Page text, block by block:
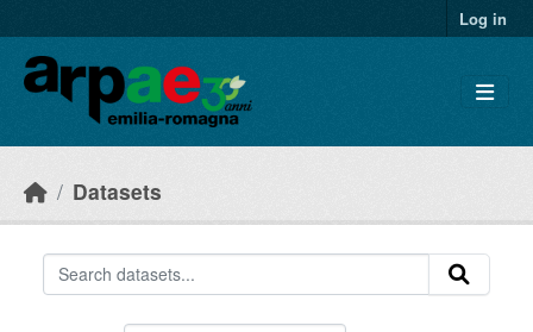
Log in
Datasets